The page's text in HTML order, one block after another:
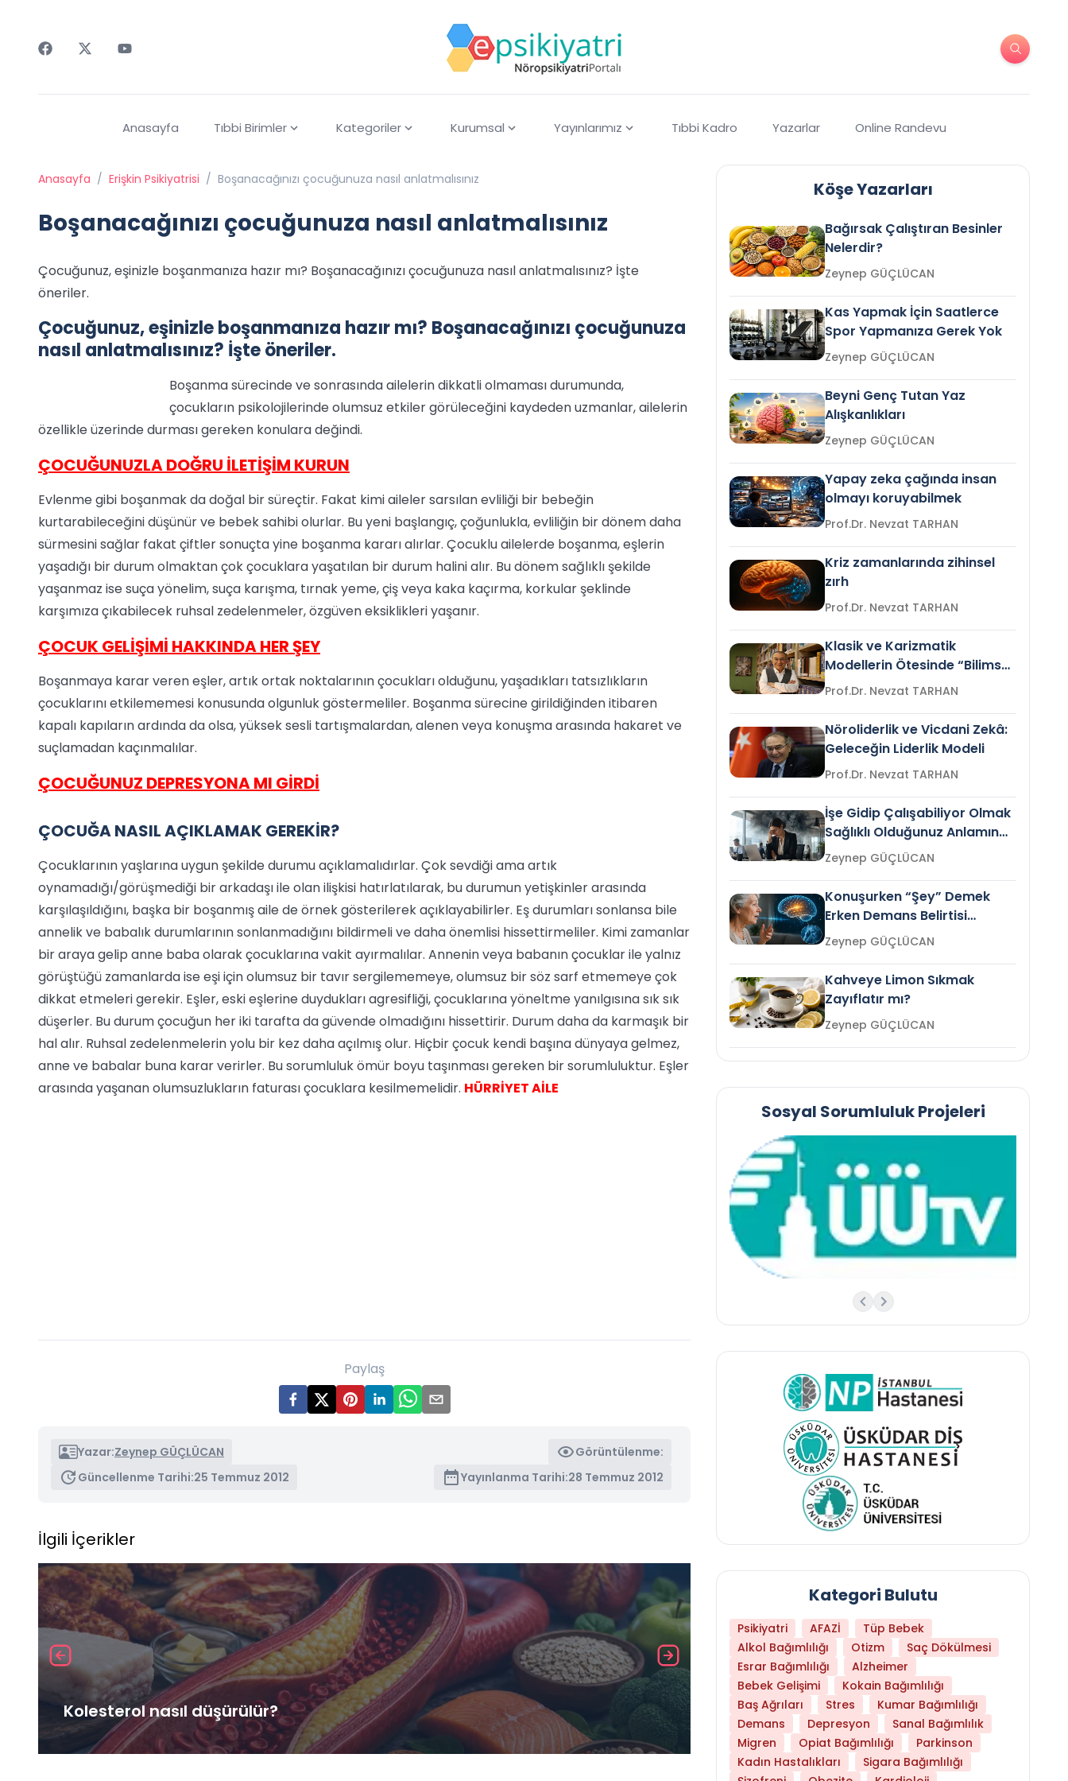
Anasayfa Tıbbi Birimler Kategoriler Kurumsal Yayınlarımız Tıbbi Kadro Yazarlar Online Randevu
Anasayfa / Erişkin Psikiyatrisi / Boşanacağınızı çocuğunuza nasıl anlatmalısınız
Boşanacağınızı çocuğunuza nasıl anlatmalısınız
Çocuğunuz, eşinizle boşanmanıza hazır mı? Boşanacağınızı çocuğunuza nasıl anlatmalısınız? İşte
öneriler.
Çocuğunuz, eşinizle boşanmanıza hazır mı? Boşanacağınızı çocuğunuza
nasıl anlatmalısınız? İşte öneriler.
Boşanma sürecinde ve sonrasında ailelerin dikkatli olmaması durumunda,
çocukların psikolojilerinde olumsuz etkiler görüleceğini kaydeden uzmanlar, ailelerin
özellikle üzerinde durması gereken konulara değindi.
ÇOCUĞUNUZLA DOĞRU İLETİŞİM KURUN
Evlenme gibi boşanmak da doğal bir süreçtir. Fakat kimi aileler sarsılan evliliği bir bebeğin
kurtarabileceğini düşünür ve bebek sahibi olurlar. Bu yeni başlangıç, çoğunlukla, evliliğin bir dönem daha
sürmesini sağlar fakat çiftler sonuçta yine boşanma kararı alırlar. Çocuklu ailelerde boşanma, eşlerin
yaşadığı bir durum olmaktan çok çocuklara yaşatılan bir durum halini alır. Bu dönem sağlıklı şekilde
yaşanmaz ise suça yönelim, suça karışma, tırnak yeme, çiş veya kaka kaçırma, korkular şeklinde
karşımıza çıkabilecek ruhsal zedelenmeler, özgüven eksiklikleri yaşanır.
ÇOCUK GELİŞİMİ HAKKINDA HER ŞEY
Boşanmaya karar veren eşler, artık ortak noktalarının çocukları olduğunu, yaşadıkları tatsızlıkların
çocuklarını etkilememesi konusunda olgunluk göstermeliler. Boşanma sürecine girildiğinden itibaren
kapalı kapıların ardında da olsa, yüksek sesli tartışmalardan, alenen veya konuşma arasında hakaret ve
suçlamadan kaçınmalılar.
ÇOCUĞUNUZ DEPRESYONA MI GİRDİ
ÇOCUĞA NASIL AÇIKLAMAK GEREKİR?
Çocuklarının yaşlarına uygun şekilde durumu açıklamalıdırlar. Çok sevdiği ama artık
oynamadığı/görüşmediği bir arkadaşı ile olan ilişkisi hatırlatılarak, bu durumun yetişkinler arasında
karşılaşıldığını, başka bir boşanmış aile de örnek gösterilerek açıklayabilirler. Eş durumları sonlansa bile
annelik ve babalık durumlarının sonlanmadığını bildirmeli ve daha önemlisi hissettirmeliler. Kimi zamanlar
bir araya gelip anne baba olarak çocuklarına vakit ayırmalılar. Annenin veya babanın çocuklar ile yalnız
görüştüğü zamanlarda ise eşi için olumsuz bir tavır sergilememeye, olumsuz bir söz sarf etmemeye çok
dikkat etmeleri gerekir. Eşler, eski eşlerine duydukları agresifliği, çocuklarına yöneltme yanılgısına sık sık
düşerler. Bu durum çocuğun her iki tarafta da güvende olmadığını hissettirir. Durum daha da karmaşık bir
hal alır. Ruhsal zedelenmelerin yolu bir kez daha açılmış olur. Hiçbir çocuk kendi başına dünyaya gelmez,
anne ve babalar buna karar verirler. Bu sorumluluk ömür boyu taşınması gereken bir sorumluluktur. Eşler
arasında yaşanan olumsuzlukların faturası çocuklara kesilmemelidir. HÜRRİYET AİLE
Paylaş
Yazar:Zeynep GÜÇLÜCAN
Görüntülenme:
Güncellenme Tarihi:25 Temmuz 2012 Yayınlanma Tarihi:28 Temmuz 2012
İlgili İçerikler
Kolesterol nasıl düşürülür? Daha Az Protein Tüketmek Yaşlanmayı
Köşe Yazarları
Bağırsak Çalıştıran Besinler
Nelerdir?
Zeynep GÜÇLÜCAN
Kas Yapmak İçin Saatlerce
Spor Yapmanıza Gerek Yok
Zeynep GÜÇLÜCAN
Beyni Genç Tutan Yaz
Alışkanlıkları
Zeynep GÜÇLÜCAN
Yapay zeka çağında insan
olmayı koruyabilmek
Prof.Dr. Nevzat TARHAN
Kriz zamanlarında zihinsel
zırh
Prof.Dr. Nevzat TARHAN
Klasik ve Karizmatik
Modellerin Ötesinde “Bilimsel
Liderlik”
Prof.Dr. Nevzat TARHAN
Nöroliderlik ve Vicdani Zekâ:
Geleceğin Liderlik Modeli
Prof.Dr. Nevzat TARHAN
İşe Gidip Çalışabiliyor Olmak
Sağlıklı Olduğunuz Anlamına
Gelir mi?Zeynep GÜÇLÜCAN
Konuşurken “Şey” Demek
Erken Demans Belirtisi
Olabilir mi?Zeynep GÜÇLÜCAN
Kahveye Limon Sıkmak
Zayıflatır mı?
Zeynep GÜÇLÜCAN
Sosyal Sorumluluk Projeleri
Kategori Bulutu
Psikiyatri AFAZİ
Tüp Bebek
Alkol Bağımlılığı
Otizm
Saç Dökülmesi
Esrar Bağımlılığı
Alzheimer
Bebek Gelişimi
Kokain Bağımlılığı
Baş Ağrıları
Stres
Kumar Bağımlılığı
Demans
Depresyon
Sanal Bağımlılık
Migren
Opiat Bağımlılığı
Parkinson
Kadın Hastalıkları
Sigara Bağımlılığı